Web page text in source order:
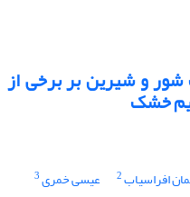
شور و شیرین بر برخی از
خشک
افراسیاب2 عیسی خمری3